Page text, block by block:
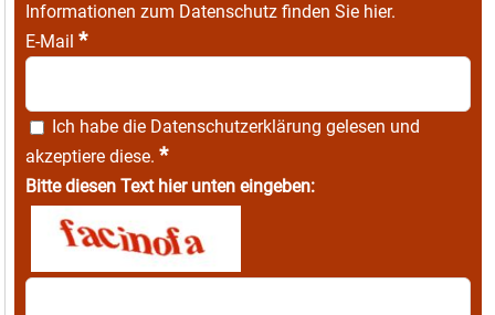
Informationen zum Datenschutz finden Sie hier.
E-Mail *
Ich habe die Datenschutzerklärung gelesen und
akzeptiere diese. *
Bitte diesen Text hier unten eingeben: